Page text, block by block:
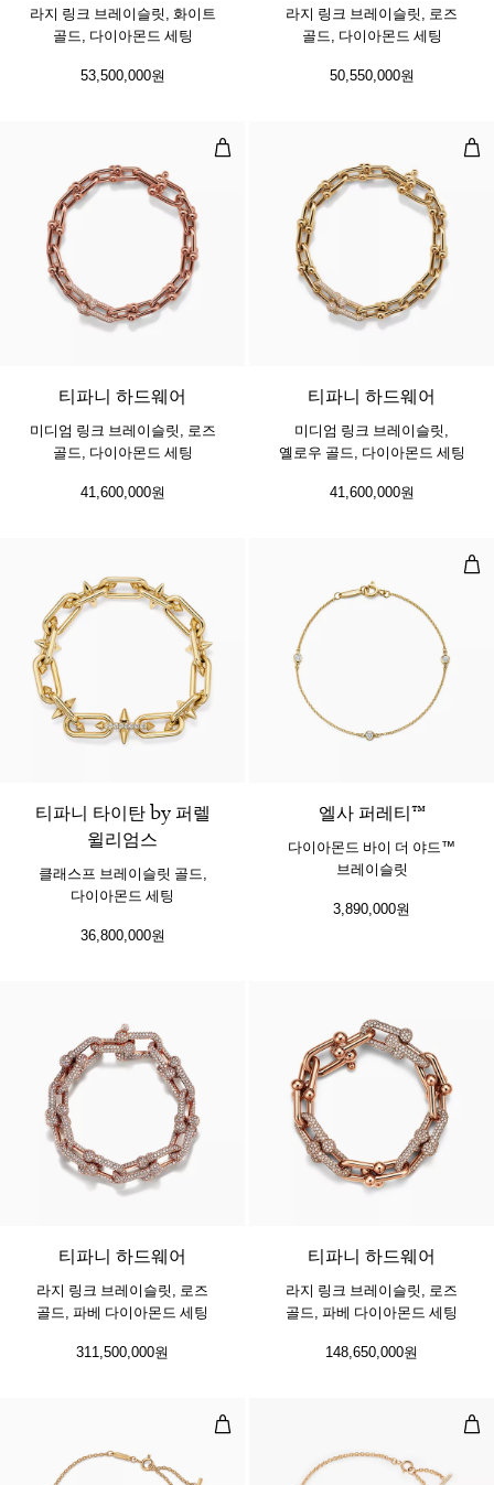
라지 링크 브레이슬릿, 화이트
골드, 다이아몬드 세팅
53,500,000원
라지 링크 브레이슬릿, 로즈
골드, 다이아몬드 세팅
50,550,000원
미디엄 링크 브레이슬릿, 로즈 골드,
3 소재
티파니 하드웨어
미디엄 링크 브레이슬릿, 로즈
골드, 다이아몬드 세팅
41,600,000원
미
티파니 하드웨어
미디엄 링크 브레이슬릿,
옐로우 골드, 다이아몬드 세팅
41,600,000원
티파니 타이탄 by 퍼렐
윌리엄스
클래스프 브레이슬릿 골드,
다이아몬드 세팅
36,800,000원
다
​​엘사 퍼레티™
다이아몬드 바이 더 야드™
브레이슬릿
3,890,000원
2 소재
티파니 하드웨어
라지 링크 브레이슬릿, 로즈
골드, 파베 다이아몬드 세팅
311,500,000원
티파니 하드웨어
라지 링크 브레이슬릿, 로즈
골드, 파베 다이아몬드 세팅
148,650,000원
스마일 스몰 브레이슬릿, 옐로우 골
스